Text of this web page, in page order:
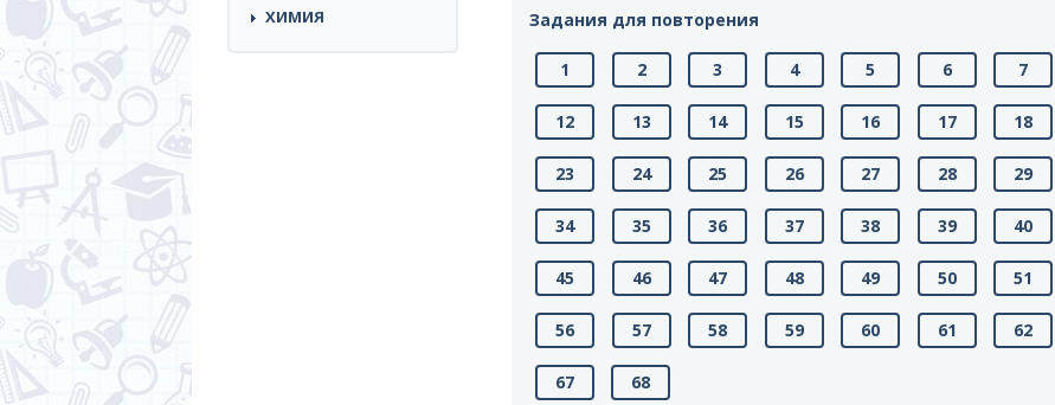
ХИМИЯ Задания для повторения
1 2 3 4 5 6 7
12 13 14 15 16 17 18
23 24 25 26 27 28 29
34 35 36 37 38 39 40
45 46 47 48 49 50 51
56 57 58 59 60 61 62
67
68